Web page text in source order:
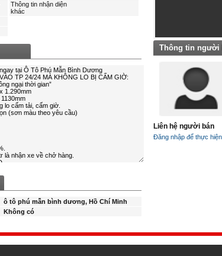
Thông tin nhận diện
khác
ô tô phú mẫn bình dương, Hồ Chí Minh
Không có
Thông tin người
Liên hệ người bán
Đăng nhập để thực